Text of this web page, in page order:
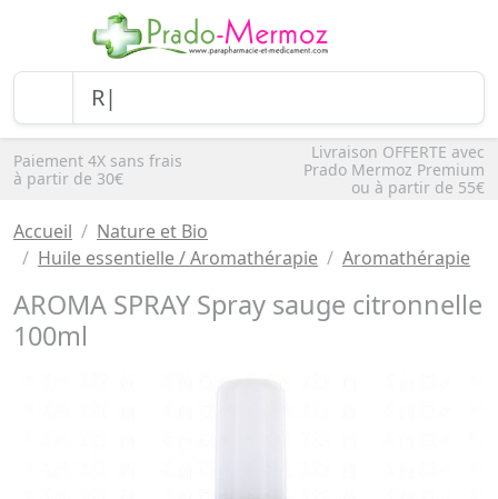
Paiement 4X sans frais
à partir de 30€
Livraison OFFERTE avec
Prado Mermoz Premium
ou à partir de 55€
Accueil
Nature et Bio
Huile essentielle / Aromathérapie
Aromathérapie
AROMA SPRAY Spray sauge citronnelle
100ml